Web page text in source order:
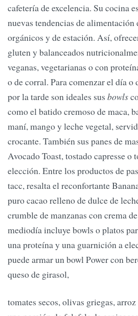
cafetería de excelencia. Su cocina
nuevas tendencias de alimentación
orgánicos y de estación. Así,
gluten y balanceados
veganas, vegetarianas o con
o de corral. Para comenzar el día o
por la tarde son ideales sus bowls
como el batido cremoso de maca,
maní, mango y leche vegetal,
crocante. También sus panes de
Avocado Toast, tostado capresse o
elección. Entre los productos de
tacc, resalta el reconfortante
puro cacao relleno de dulce de
crumble de manzanas con crema
mediodía incluye bowls o platos
una proteína y una guarnición a
puede armar un bowl Power con
queso de girasol,
tomates secos, olivas griegas,